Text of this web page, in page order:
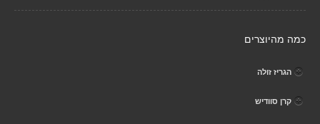
כמה מהיוצרים
הגריז זולה
קרן סוודיש